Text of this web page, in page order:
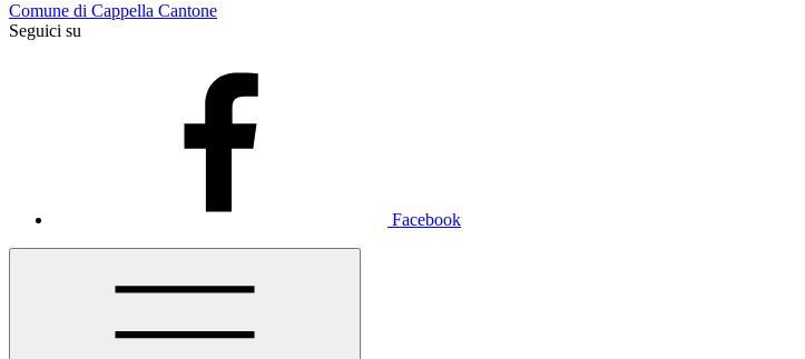
Comune di Cappella Cantone
Seguici su
Facebook